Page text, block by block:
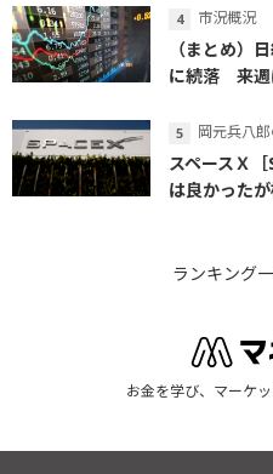
市況概況
（まとめ）
に続落 来週
岡元兵八
スペースＸ
は良かった
ランキング
お金を学び、マーケ